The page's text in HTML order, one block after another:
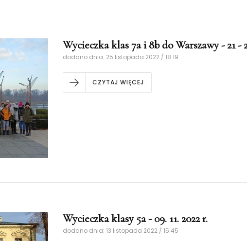
Wycieczka klas 7a i 8b do Warszawy - 21 -
dodano dnia: 25 listopada 2022 / 18:19
CZYTAJ WIĘCEJ
Wycieczka klasy 5a - 09. 11. 2022 r.
dodano dnia: 13 listopada 2022 / 15:45